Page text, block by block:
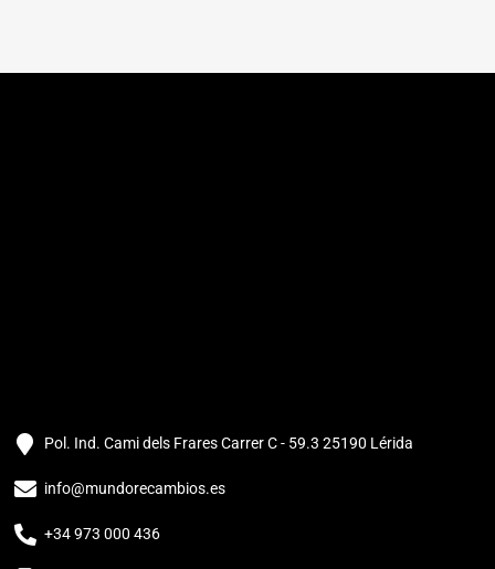
Pol. Ind. Cami dels Frares Carrer C - 59.3 25190 Lérida
info@mundorecambios.es
+34 973 000 436